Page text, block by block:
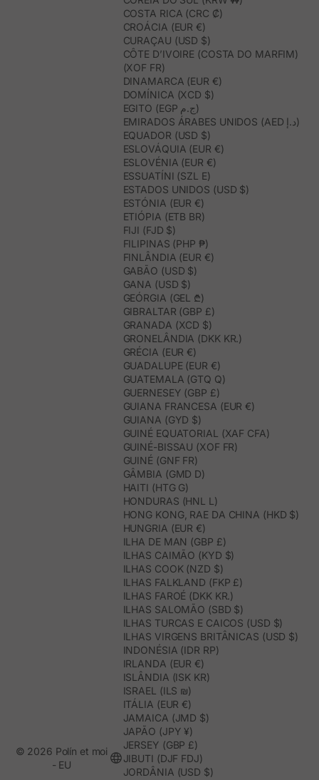
COSTA RICA (CRC ₡)
CROÁCIA (EUR €)
CURAÇAU (USD $)
CÔTE D’IVOIRE (COSTA DO MARFIM)
(XOF FR)
DINAMARCA (EUR €)
DOMÍNICA (XCD $)
EGITO (EGP ج.م)
EMIRADOS ÁRABES UNIDOS (AED د.إ)
EQUADOR (USD $)
ESLOVÁQUIA (EUR €)
ESLOVÉNIA (EUR €)
ESSUATÍNI (SZL E)
ESTADOS UNIDOS (USD $)
ESTÓNIA (EUR €)
ETIÓPIA (ETB BR)
FIJI (FJD $)
FILIPINAS (PHP ₱)
FINLÂNDIA (EUR €)
GABÃO (USD $)
GANA (USD $)
GEÓRGIA (GEL ₾)
GIBRALTAR (GBP £)
GRANADA (XCD $)
GRONELÂNDIA (DKK KR.)
GRÉCIA (EUR €)
GUADALUPE (EUR €)
GUATEMALA (GTQ Q)
GUERNESEY (GBP £)
GUIANA FRANCESA (EUR €)
GUIANA (GYD $)
GUINÉ EQUATORIAL (XAF CFA)
GUINÉ-BISSAU (XOF FR)
GUINÉ (GNF FR)
GÂMBIA (GMD D)
HAITI (HTG G)
HONDURAS (HNL L)
HONG KONG, RAE DA CHINA (HKD $)
HUNGRIA (EUR €)
ILHA DE MAN (GBP £)
ILHAS CAIMÃO (KYD $)
ILHAS COOK (NZD $)
ILHAS FALKLAND (FKP £)
ILHAS FAROÉ (DKK KR.)
ILHAS SALOMÃO (SBD $)
ILHAS TURCAS E CAICOS (USD $)
ILHAS VIRGENS BRITÂNICAS (USD $)
INDONÉSIA (IDR RP)
IRLANDA (EUR €)
ISLÂNDIA (ISK KR)
ISRAEL (ILS ₪)
ITÁLIA (EUR €)
JAMAICA (JMD $)
JAPÃO (JPY ¥)
JERSEY (GBP £)
JIBUTI (DJF FDJ)
JORDÂNIA (USD $)
© 2026 Polín et moi
- EU